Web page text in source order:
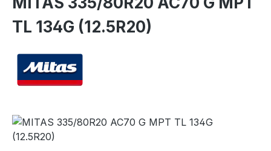
TL 134G (12.5R20)
Bildergalerie überspringen